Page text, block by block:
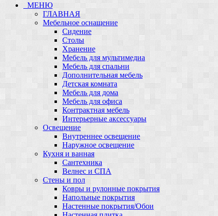
МЕНЮ
ГЛАВНАЯ
Мебельное оснащение
Сидение
Столы
Хранение
Мебель для мультимедиа
Мебель для спальни
Дополнительная мебель
Детская комната
Мебель для дома
Мебель для офиса
Контрактная мебель
Интерьерные аксессуары
Освещение
Внутреннее освещение
Наружное освещение
Кухня и ванная
Сантехника
Велнес и СПА
Стены и пол
Ковры и рулонные покрытия
Напольные покрытия
Настенные покрытия/Обои